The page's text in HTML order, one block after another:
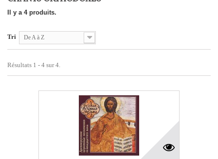
Il y a 4 produits.
Tri De A à Z
Résultats 1 - 4 sur 4.